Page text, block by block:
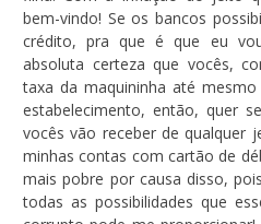
bem-vindo! Se os bancos
crédito, pra que é que eu
absoluta certeza que vocês,
taxa da maquininha até
estabelecimento, então, quer
vocês vão receber de qualquer
minhas contas com cartão de
mais pobre por causa disso,
todas as possibilidades que